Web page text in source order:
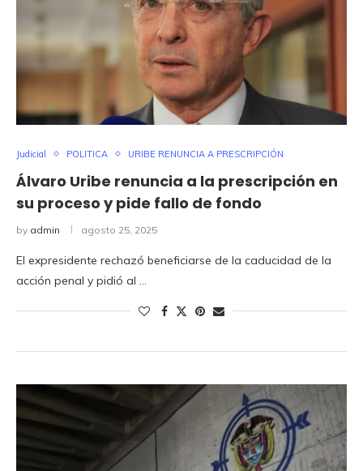
Judicial POLITICA URIBE RENUNCIA A PRESCRIPCIÓN
Álvaro Uribe renuncia a la prescripción en
su proceso y pide fallo de fondo
by admin agosto 25, 2025
El expresidente rechazó beneficiarse de la caducidad de la
acción penal y pidió al …